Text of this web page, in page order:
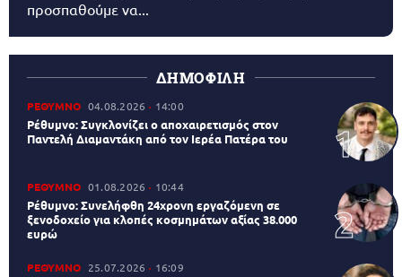
προσπαθούμε να...
ΔΗΜΟΦΙΛΗ
ΡΕΘΥΜΝΟ 04.08.2026 14:00
Ρέθυμνο: Συγκλονίζει ο αποχαιρετισμός στον
Παντελή Διαμαντάκη από τον Ιερέα Πατέρα του
ΡΕΘΥΜΝΟ 01.08.2026 10:44
Ρέθυμνο: Συνελήφθη 24χρονη εργαζόμενη σε
ξενοδοχείο για κλοπές κοσμημάτων αξίας 38.000
ευρώ
ΡΕΘΥΜΝΟ 25.07.2026 16:09